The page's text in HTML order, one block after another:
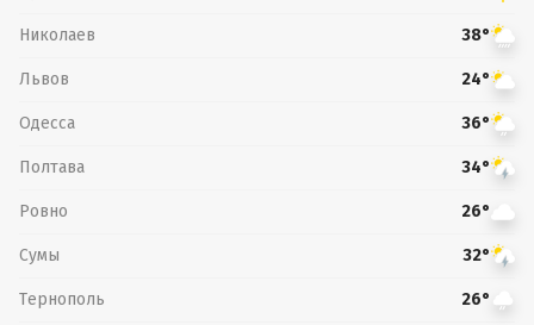
Николаев 38°
Львов 24°
Одесса 36°
Полтава 34°
Ровно 26°
Сумы 32°
Тернополь 26°